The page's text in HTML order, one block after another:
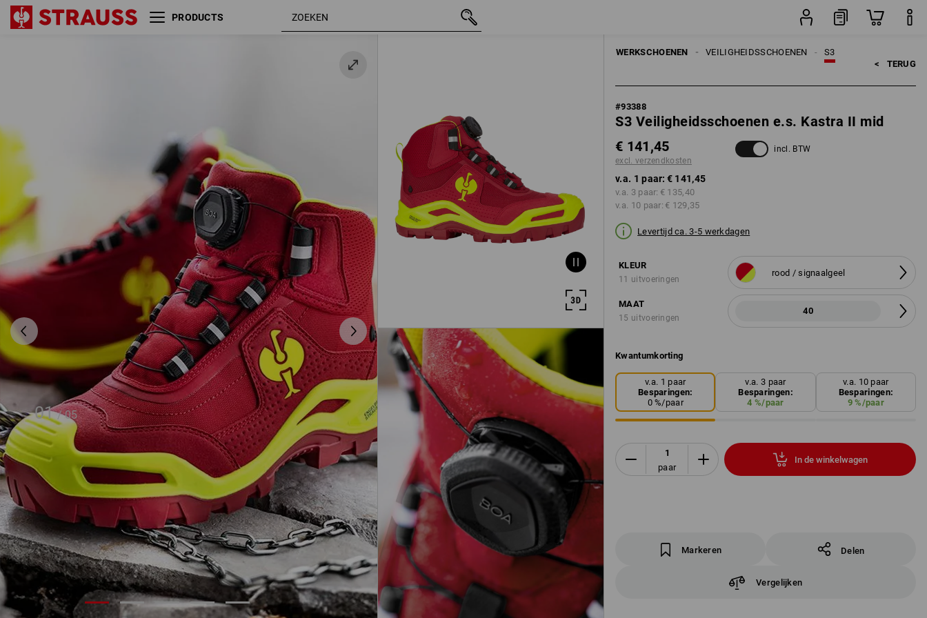
PRODUCTS
01 / 05
WERKSCHOENEN S3
VEILIGHEIDSSCHOENEN
< TERUG
#93388
S3 Veiligheidsschoenen e.s. Kastra II mid
€ 141,45
excl. verzendkosten
incl. BTW
v.a. 1 paar: € 141,45
v.a. 3 paar: € 135,40
v.a. 10 paar: € 129,35
Levertijd ca. 3-5 werkdagen
KLEUR
11 uitvoeringen
rood / signaalgeel
MAAT
15 uitvoeringen
40
Kwantumkorting
v.a. 1 paar
Besparingen:
0%/paar
v.a. 3 paar
Besparingen:
4 %/paar
v.a. 10 paar
Besparingen:
9%/paar
paar
In de winkelwagen
Markeren Delen
Vergelijken
S3 Veiligheidsschoenen e.s.
40